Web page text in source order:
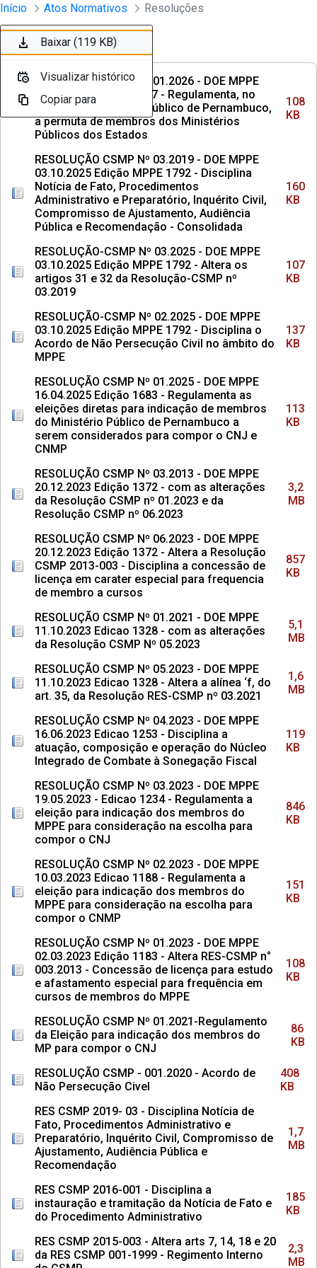
Pular para o Conteúdo principal
Instrumento jurídico - Documentos
Início Atos Normativos Resoluções
Ordenar Filtro
RESOLUÇÃO CSMP Nº 01.2026 - DOE MPPE
29.04.2026 Edicao 1917 - Regulamenta, no
âmbito do Ministério Público de Pernambuco,
a permuta de membros dos Ministérios
Públicos dos Estados
108
KB
RESOLUÇÃO CSMP Nº 03.2019 - DOE MPPE
03.10.2025 Edição MPPE 1792 - Disciplina
Notícia de Fato, Procedimentos
Administrativo e Preparatório, Inquérito Civil,
Compromisso de Ajustamento, Audiência
Pública e Recomendação - Consolidada
160
KB
RESOLUÇÃO-CSMP Nº 03.2025 - DOE MPPE
03.10.2025 Edição MPPE 1792 - Altera os
artigos 31 e 32 da Resolução-CSMP nº
03.2019
107
KB
RESOLUÇÃO-CSMP Nº 02.2025 - DOE MPPE
03.10.2025 Edição MPPE 1792 - Disciplina o
Acordo de Não Persecução Civil no âmbito do
MPPE
137
KB
RESOLUÇÃO CSMP Nº 01.2025 - DOE MPPE
16.04.2025 Edição 1683 - Regulamenta as
eleições diretas para indicação de membros
do Ministério Público de Pernambuco a
serem considerados para compor o CNJ e
CNMP
113
KB
RESOLUÇÃO CSMP Nº 03.2013 - DOE MPPE
20.12.2023 Edição 1372 - com as alterações
da Resolução CSMP nº 01.2023 e da
Resolução CSMP nº 06.2023
3,2
MB
RESOLUÇÃO CSMP Nº 06.2023 - DOE MPPE
20.12.2023 Edição 1372 - Altera a Resolução
CSMP 2013-003 - Disciplina a concessão de
licença em carater especial para frequencia
de membro a cursos
857
KB
RESOLUÇÃO CSMP Nº 01.2021 - DOE MPPE
11.10.2023 Edicao 1328 - com as alterações
da Resolução CSMP Nº 05.2023
5,1
MB
RESOLUÇÃO CSMP Nº 05.2023 - DOE MPPE
11.10.2023 Edicao 1328 - Altera a alínea ‘f, do
art. 35, da Resolução RES-CSMP nº 03.2021
1,6
MB
RESOLUÇÃO CSMP Nº 04.2023 - DOE MPPE
16.06.2023 Edicao 1253 - Disciplina a
atuação, composição e operação do Núcleo
Integrado de Combate à Sonegação Fiscal
119
KB
RESOLUÇÃO CSMP Nº 03.2023 - DOE MPPE
19.05.2023 - Edicao 1234 - Regulamenta a
eleição para indicação dos membros do
MPPE para consideração na escolha para
compor o CNJ
846
KB
RESOLUÇÃO CSMP Nº 02.2023 - DOE MPPE
10.03.2023 Edicao 1188 - Regulamenta a
eleição para indicação dos membros do
MPPE para consideração na escolha para
compor o CNMP
151
KB
RESOLUÇÃO CSMP Nº 01.2023 - DOE MPPE
02.03.2023 Edição 1183 - Altera RES-CSMP n°
003.2013 - Concessão de licença para estudo
e afastamento especial para frequência em
cursos de membros do MPPE
108
KB
RESOLUÇÃO CSMP Nº 01.2021-Regulamento
da Eleição para indicação dos membros do
MP para compor o CNJ
86
KB
RESOLUÇÃO CSMP - 001.2020 - Acordo de
Não Persecução Civel
408
KB
RES CSMP 2019- 03 - Disciplina Notícia de
Fato, Procedimentos Administrativo e
Preparatório, Inquérito Civil, Compromisso de
Ajustamento, Audiência Pública e
Recomendação
1,7
MB
RES CSMP 2016-001 - Disciplina a
instauração e tramitação da Notícia de Fato e
do Procedimento Administrativo
185
KB
RES CSMP 2015-003 - Altera arts 7, 14, 18 e 20
da RES CSMP 001-1999 - Regimento Interno
2,3
MB
Baixar (108 KB)
Visualizar histórico
Copiar para
Baixar (160 KB)
Visualizar histórico
Copiar para
Baixar (107 KB)
Visualizar histórico
Copiar para
Baixar (137 KB)
Visualizar histórico
Copiar para
Baixar (113 KB)
Visualizar histórico
Copiar para
Baixar (3,2 MB)
Visualizar histórico
Copiar para
Baixar (857 KB)
Visualizar histórico
Copiar para
Baixar (5,1 MB)
Visualizar histórico
Copiar para
Baixar (1,6 MB)
Visualizar histórico
Copiar para
Baixar (119 KB)
Visualizar histórico
Copiar para